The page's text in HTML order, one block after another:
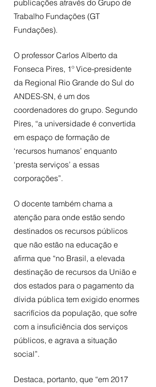
publicações através do Grupo de
Trabalho Fundações (GT
Fundações).
O professor Carlos Alberto da
Fonseca Pires, 1º Vice-presidente
da Regional Rio Grande do Sul do
ANDES-SN, é um dos
coordenadores do grupo. Segundo
Pires, “a universidade é convertida
em espaço de formação de
‘recursos humanos’ enquanto
‘presta serviços’ a essas
corporações”.
O docente também chama a
atenção para onde estão sendo
destinados os recursos públicos
que não estão na educação e
afirma que “no Brasil, a elevada
destinação de recursos da União e
dos estados para o pagamento da
dívida pública tem exigido enormes
sacrifícios da população, que sofre
com a insuficiência dos serviços
públicos, e agrava a situação
social”.
Destaca, portanto, que “em 2017